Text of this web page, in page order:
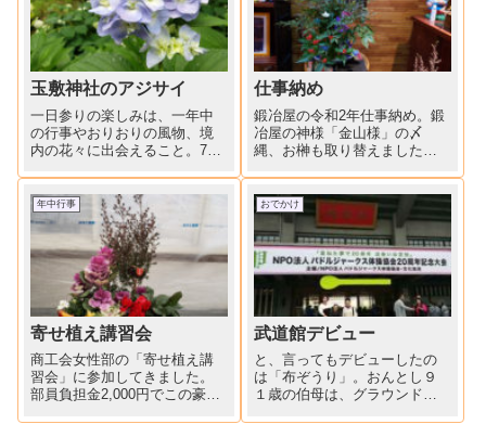
玉敷神社のアジサイ
一日参りの楽しみは、一年中
の行事やおりおりの風物、境
内の花々に出会えること。7月
コロナ禍で三密避けるため、
咲く前に摘み取ったり、せっ
かく咲いた花を切り取ったり
と寂しい限りですが、玉敷神
仕事納め
鍛冶屋の令和2年仕事納め。鍛
冶屋の神様「金山様」の〆
縄、お榊も取り替えました。
鍛冶屋の玄関にはお正月を迎
えるお花を生けました。行政
の収集が昨日で終わり、来年
まで持ち越しのごみの山。来
年は7...
年中行事
寄せ植え講習会
商工会女性部の「寄せ植え講
習会」に参加してきました。
部員負担金2,000円でこの豪華
おでかけ
武道館デビュー
と、言ってもデビューしたの
は「布ぞうり」。おんとし９
１歳の伯母は、グラウンドゴ